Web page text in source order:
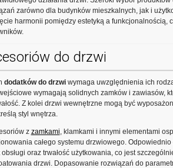
zarówno dla budynków mieszkalnych, jak i
harmonii pomiędzy estetyką a funkcjonalnością,
do drzwi
dodatków do drzwiwymaga uwzględnienia ich
wymagają solidnych zamków i zawiasów,
Z kolei drzwi wewnętrzne mogą być
styl wnętrza.
z zamkami, klamkami i innymi elementami
całego systemu drzwiowego.
oraz trwałość użytkowania, co jest
drzwi. Dopasowanie rozwiązań do